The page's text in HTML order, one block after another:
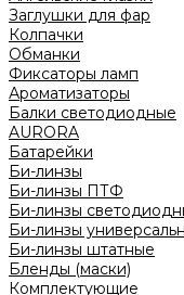
Заглушки для фар
Колпачки
Обманки
Фиксаторы ламп
Ароматизаторы
Балки светодиодные
AURORA
Батарейки
Би-линзы
Би-линзы ПТФ
Би-линзы
Би-линзы
Би-линзы штатные
Бленды (маски)
Комплектующие